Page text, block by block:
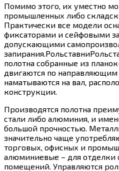
Помимо этого, их уместно
промышленных либо
Практически все модели
фиксаторами и сейфовыми
допускающими
полотна собранные из
двигаются по
наматываются на вал,
конструкции.
Производятся полотна
стали либо алюминия, и
большой прочностью.
значительно чаще
торговых, офисных и
алюминиевые – для
помещений. Управляются